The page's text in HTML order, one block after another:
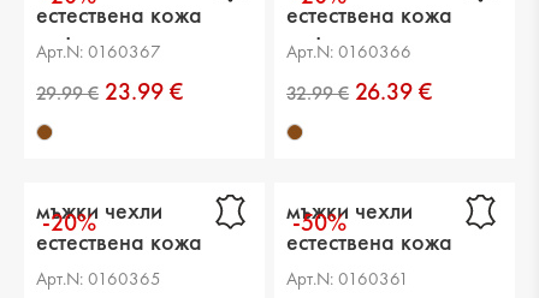
естествена кожа
кафяви
Арт.N: 0160367
23.99 €
естествена кожа
кафяви
Арт.N: 0160366
26.39 €
-20%
мъжки чехли
естествена кожа
черни
Арт.N: 0160365
-50%
мъжки чехли
естествена кожа
черни
Арт.N: 0160361